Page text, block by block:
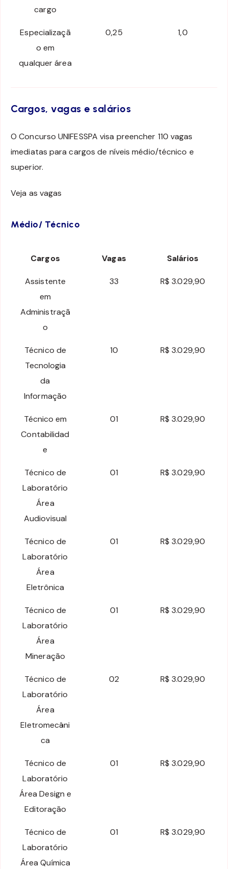
cargo
Especializaçã
o em
qualquer área
0,25 1,0
Cargos, vagas e salários
O Concurso UNIFESSPA visa preencher 110 vagas
imediatas para cargos de níveis médio/técnico e
superior.
Veja as vagas
Médio/ Técnico
Cargos Vagas Salários
Assistente
em
Administraçã
o
33 R$ 3.029,90
Técnico de
Tecnologia
da
Informação
10 R$ 3.029,90
Técnico em
Contabilidad
e
01 R$ 3.029,90
Técnico de
Laboratório
Área
Audiovisual
01 R$ 3.029,90
Técnico de
Laboratório
Área
Eletrônica
01 R$ 3.029,90
Técnico de
Laboratório
Área
Mineração
01 R$ 3.029,90
Técnico de
Laboratório
Área
Eletromecâni
ca
02 R$ 3.029,90
Técnico de
Laboratório
Área Design e
Editoração
01 R$ 3.029,90
Técnico de
Laboratório
Área Química
01 R$ 3.029,90